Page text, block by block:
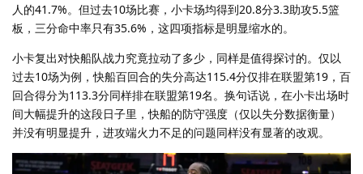
人的41.7%。但过去10场比赛，小卡场均得到20.8分3.3助攻5.5篮
板，三分命中率只有35.6%，这四项指标是明显缩水的。
小卡复出对快船队战力究竟拉动了多少，同样是值得探讨的。仅以
过去10场为例，快船百回合的失分高达115.4分仅排在联盟第19，百
回合得分为113.3分同样排在联盟第19名。换句话说，在小卡出场时
间大幅提升的这段日子里，快船的防守强度（仅以失分数据衡量）
并没有明显提升，进攻端火力不足的问题同样没有显著的改观。